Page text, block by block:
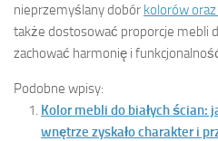
nieprzemyślany dobór kolorów oraz
także dostosować proporcje mebli
zachować harmonię i
Podobne wpisy:
Kolor mebli do białych ścian:
wnętrze zyskało charakter i